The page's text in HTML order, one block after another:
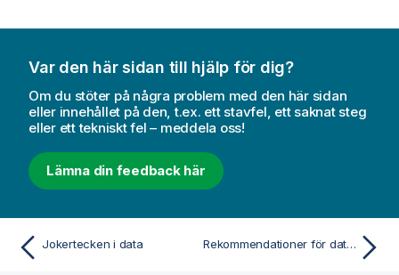
Var den här sidan till hjälp för dig?
Om du stöter på några problem med den här sidan
eller innehållet på den, t.ex. ett stavfel, ett saknat steg
eller ett tekniskt fel – meddela oss!
Lämna din feedback här
Jokertecken i data Rekommendationer för data och fält